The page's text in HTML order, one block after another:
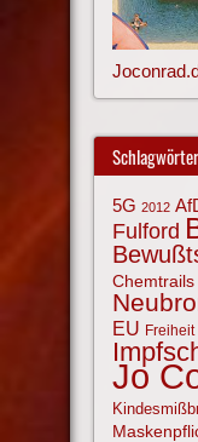
Schlagwörter
5G 2012
Fulford
Chemtrails
EU Freiheit
Jo